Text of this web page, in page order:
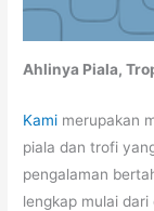
Ahlinya Piala,
Kami merupakan
piala dan trofi
pengalaman
lengkap mulai